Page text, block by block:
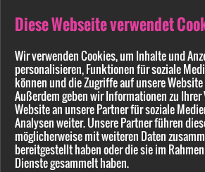
Diese Webseite verwendet
Wir verwenden Cookies, um Inhalte und
personalisieren, Funktionen für soziale
können und die Zugriffe auf unsere
Außerdem geben wir Informationen zu
Website an unsere Partner für soziale
Analysen weiter. Unsere Partner führen
möglicherweise mit weiteren Daten
bereitgestellt haben oder die sie im
Dienste gesammelt haben.
3:16 min. 05.09.2024
Kleiner Appetitanreger